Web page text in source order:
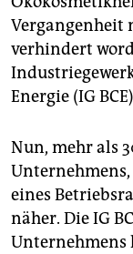
Vergangenheit
verhindert
Energie (IG
Nun, mehr als
eines
näher. Die IG
Unternehmens